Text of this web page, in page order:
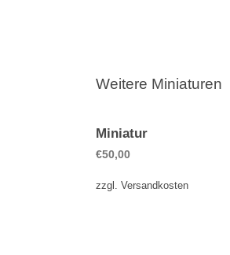
Weitere Miniaturen
Miniatur
€50,00
zzgl. Versandkosten